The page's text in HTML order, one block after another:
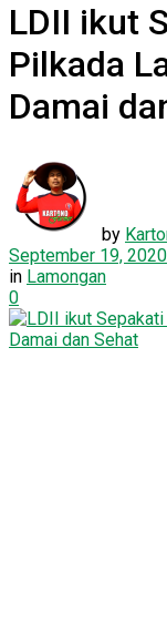
LDII ikut
Pilkada
Damai
by
September 19, 2020
in Lamongan
0